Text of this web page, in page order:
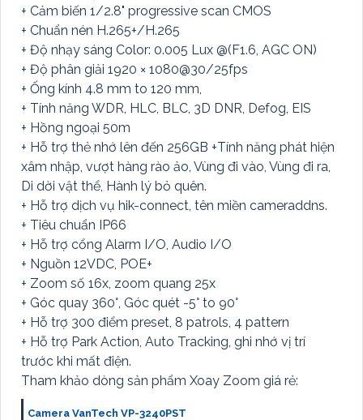
+ Cảm biến 1/2.8" progressive scan CMOS
+ Chuẩn nén H.265+/H.265
+ Độ nhạy sáng Color: 0.005 Lux @(F1.6, AGC ON)
+ Độ phân giải 1920 × 1080@30/25fps
+ Ống kính 4.8 mm to 120 mm,
+ Tính năng WDR, HLC, BLC, 3D DNR, Defog, EIS
+ Hồng ngoại 50m
+ Hỗ trợ thẻ nhớ lên đến 256GB +Tính năng phát hiện
xâm nhập, vượt hàng rào ảo, Vùng đi vào, Vùng đi ra,
Di dời vật thể, Hành lý bỏ quên.
+ Hỗ trợ dịch vụ hik-connect, tên miền cameraddns.
+ Tiêu chuẩn IP66
+ Hỗ trợ cổng Alarm I/O, Audio I/O
+ Nguồn 12VDC, POE+
+ Zoom số 16x, zoom quang 25x
+ Góc quay 360°, Góc quét -5° to 90°
+ Hỗ trợ 300 điểm preset, 8 patrols, 4 pattern
+ Hỗ trợ Park Action, Auto Tracking, ghi nhớ vị trí
trước khi mất điện.
Tham khảo dòng sản phẩm Xoay Zoom giá rẻ:
Camera VanTech VP-3240PST